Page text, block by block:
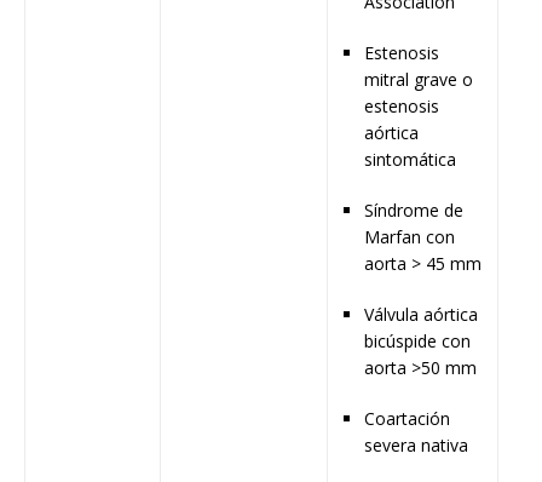
Estenosis
mitral grave o
estenosis
aórtica
sintomática
Síndrome de
Marfan con
aorta > 45 mm
Válvula aórtica
bicúspide con
aorta >50 mm
Coartación
severa nativa